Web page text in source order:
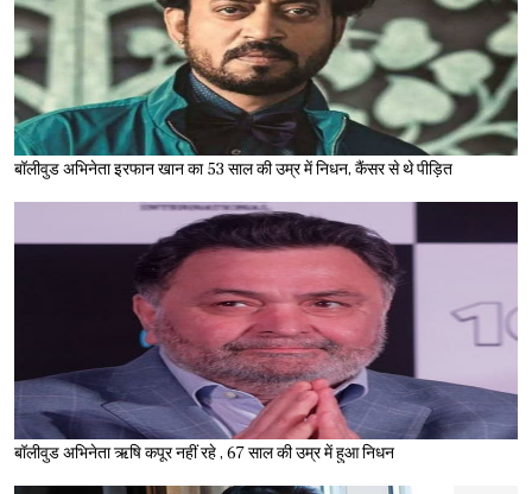
बॉलीवुड अभिनेता इरफान खान का 53 साल की उम्र में निधन, कैंसर से थे पीड़ित
बॉलीवुड अभिनेता ऋषि कपूर नहीं रहे , 67 साल की उम्र में हुआ निधन